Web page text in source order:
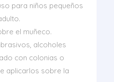
para niños pequeños
el muñeco.
alcoholes
con colonias o
aplicarlos sobre la